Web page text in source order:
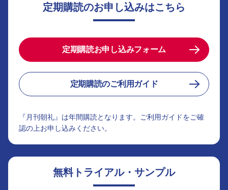
定期購読のお申し込みはこちら
定期購読お申し込みフォーム
定期購読のご利用ガイド
『月刊朝礼』は年間購読となります。ご利用ガイドをご確
認の上お申し込みください。
無料トライアル・サンプル